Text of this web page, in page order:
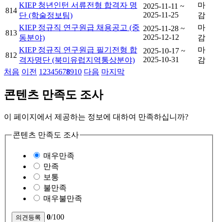
814
KIEP 청년인턴 서류전형 합격자 명
단 (학술정보팀)
2025-11-11 ~
2025-11-25
마
감
813
KIEP 정규직 연구원급 채용공고 (중
동분야)
2025-11-28 ~
2025-12-12
마
감
812
KIEP 정규직 연구원급 필기전형 합
격자명단 (북미유럽지역통상분야)
2025-10-17 ~
2025-10-31
마
감
처음 이전 1 2345678910 다음 마지막
콘텐츠 만족도 조사
이 페이지에서 제공하는 정보에 대하여 만족하십니까?
콘텐츠 만족도 조사
매우만족
만족
보통
불만족
매우불만족
0/100